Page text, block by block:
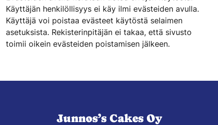
Käyttäjän henkilöllisyys ei käy ilmi evästeiden avulla.
Käyttäjä voi poistaa evästeet käytöstä selaimen
asetuksista. Rekisterinpitäjän ei takaa, että sivusto
toimii oikein evästeiden poistamisen jälkeen.
Junnos’s Cakes Oy